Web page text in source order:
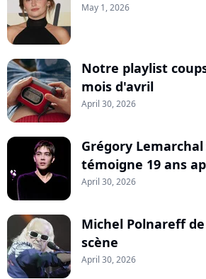
May 1, 2026
Notre playlist
mois d'avril
April 30, 2026
Grégory
témoigne 19 ans
April 30, 2026
Michel Polnareff
scène
April 30, 2026